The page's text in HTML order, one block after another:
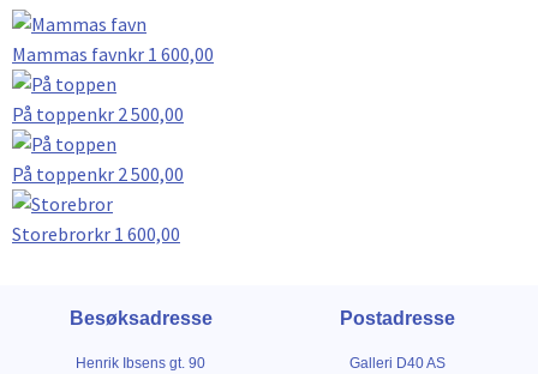
Mammas favnkr 1 600,00
På toppenkr 2 500,00
På toppenkr 2 500,00
Storebrorkr 1 600,00
Besøksadresse
Henrik Ibsens gt. 90
Postadresse
Galleri D40 AS